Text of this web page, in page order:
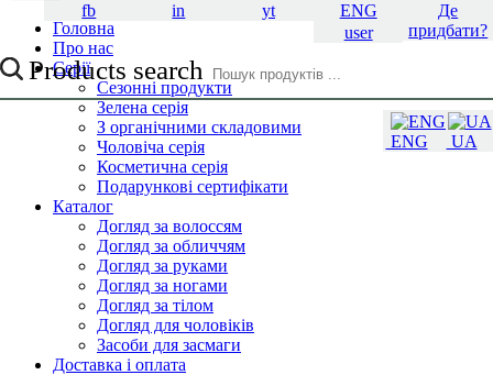
Де
придбати?
ENG
UA
ENG
yt
in
fb
user
Products search
Головна
Про нас
Серії
Сезонні продукти
Зелена серія
З органічними складовими
Чоловіча серія
Косметична серія
Подарункові сертифікати
Каталог
Догляд за волоссям
Догляд за обличчям
Догляд за руками
Догляд за ногами
Догляд за тілом
Догляд для чоловіків
Засоби для засмаги
Доставка і оплата